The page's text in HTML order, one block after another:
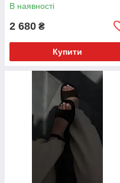
В наявності
2 680 ₴
Купити